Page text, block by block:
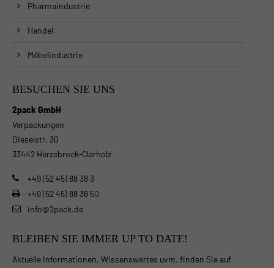
Pharmaindustrie
Handel
Möbelindustrie
BESUCHEN SIE UNS
2pack GmbH
Verpackungen
Dieselstr. 30
33442 Herzebrock-Clarholz
+49 (52 45) 88 38 3
+49 (52 45) 88 38 50
info@2pack.de
BLEIBEN SIE IMMER UP TO DATE!
Aktuelle Informationen, Wissenswertes uvm. finden Sie auf